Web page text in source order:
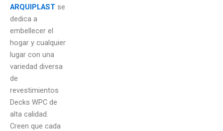
ARQUIPLAST se
dedica a
embellecer el
hogar y cualquier
lugar con una
variedad diversa
de
revestimientos
Decks WPC de
alta calidad.
Creen que cada